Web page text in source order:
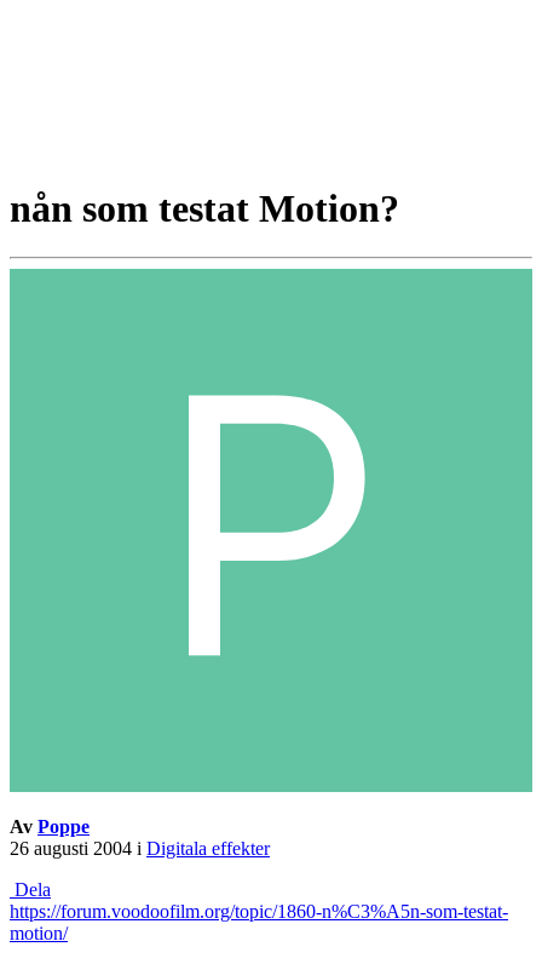
nån som testat Motion?
Av Poppe
26 augusti 2004 i Digitala effekter
Dela
https://forum.voodoofilm.org/topic/1860-n%C3%A5n-som-testat-
motion/